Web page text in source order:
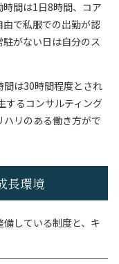
間は1日8時間、コア
で私服での出勤が認
がない日は自分のス
間は30時間程度とされ
するコンサルティング
ハリのある働き方がで
長環境
している制度と、キ